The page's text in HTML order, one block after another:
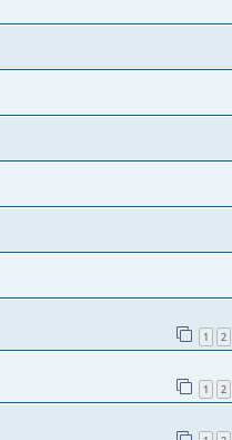
1 2
1 2